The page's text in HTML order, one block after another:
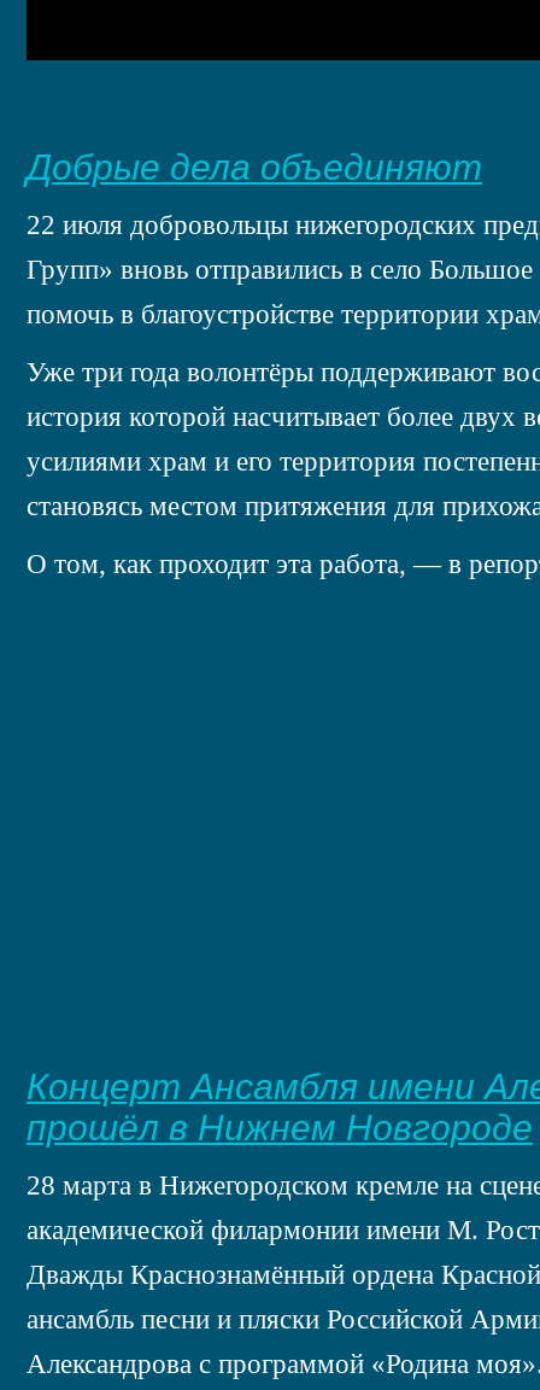
Добрые дела объединяют
22 июля добровольцы нижегородских
Групп» вновь отправились в село
помочь в благоустройстве территории
Уже три года волонтёры поддерживают
история которой насчитывает более двух
усилиями храм и его территория
становясь местом притяжения для
О том, как проходит эта работа, — в
Концерт Ансамбля имени
прошёл в Нижнем Новгороде
28 марта в Нижегородском кремле на
академической филармонии имени М.
Дважды Краснознамённый ордена
ансамбль песни и пляски Российской
Александрова с программой «Родина